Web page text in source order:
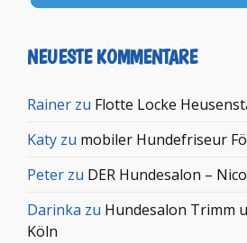
NEUESTE KOMMENTARE
Rainer zu Flotte Locke
Katy zu mobiler Hundefriseur
Peter zu DER Hundesalon –
Darinka zu Hundesalon Trimm
Köln